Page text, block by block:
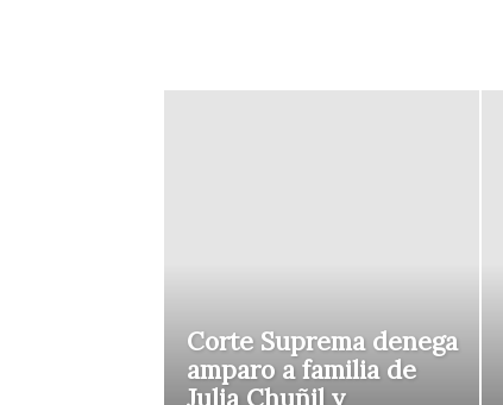
Corte Suprema denega
amparo a familia de
Julia Chuñil y